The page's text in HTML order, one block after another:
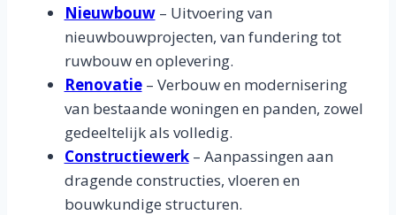
Nieuwbouw– Uitvoering van
nieuwbouwprojecten, van fundering tot
ruwbouw en oplevering.
Renovatie– Verbouw en modernisering
van bestaande woningen en panden, zowel
gedeeltelijk als volledig.
Constructiewerk– Aanpassingen aan
dragende constructies, vloeren en
bouwkundige structuren.